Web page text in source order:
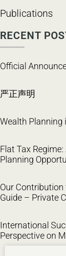
Publications
RECENT
Official
严正声明
Wealth Planning
Flat Tax
Planning
Our
Guide – Private
International
Perspective on